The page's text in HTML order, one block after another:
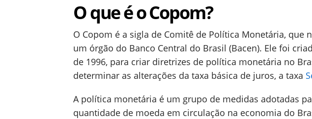
O que é o Copom?
O Copom é a sigla de Comitê de Política Monetária, que
um órgão do Banco Central do Brasil (Bacen). Ele foi
de 1996, para criar diretrizes de política monetária no
determinar as alterações da taxa básica de juros, a taxa
A política monetária é um grupo de medidas adotadas
quantidade de moeda em circulação na economia do